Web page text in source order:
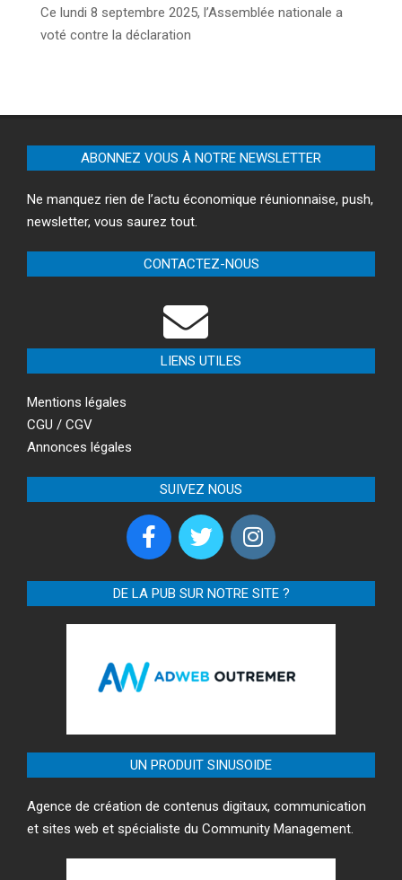
Ce lundi 8 septembre 2025, l’Assemblée nationale a
voté contre la déclaration
ABONNEZ VOUS À NOTRE NEWSLETTER
Ne manquez rien de l’actu économique réunionnaise, push,
newsletter, vous saurez tout.
CONTACTEZ-NOUS
LIENS UTILES
Mentions légales
CGU / CGV
Annonces légales
SUIVEZ NOUS
DE LA PUB SUR NOTRE SITE ?
UN PRODUIT SINUSOIDE
Agence de création de contenus digitaux, communication
et sites web et spécialiste du Community Management.